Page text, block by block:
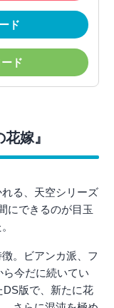
ド
ド
嫁』
る、天空シリーズ
にできるのが目玉
。ビアンカ派、フ
今だに続いてい
DS版で、新たに花